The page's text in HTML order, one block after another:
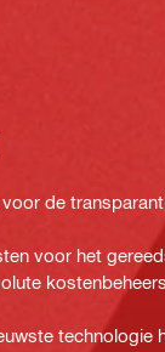
de
voor het
technologie